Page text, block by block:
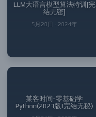
LLM大语言模型算法特训[完
结无密]
5月20日 · 2024年
某客时间-零基础学
Python(2023版|完结无秘)